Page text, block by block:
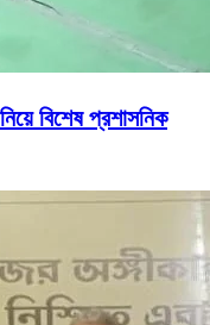
বিশেষ প্রশাসনিক